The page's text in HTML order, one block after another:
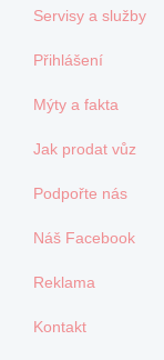
Servisy a služby
Přihlášení
Mýty a fakta
Jak prodat vůz
Podpořte nás
Náš Facebook
Reklama
Kontakt